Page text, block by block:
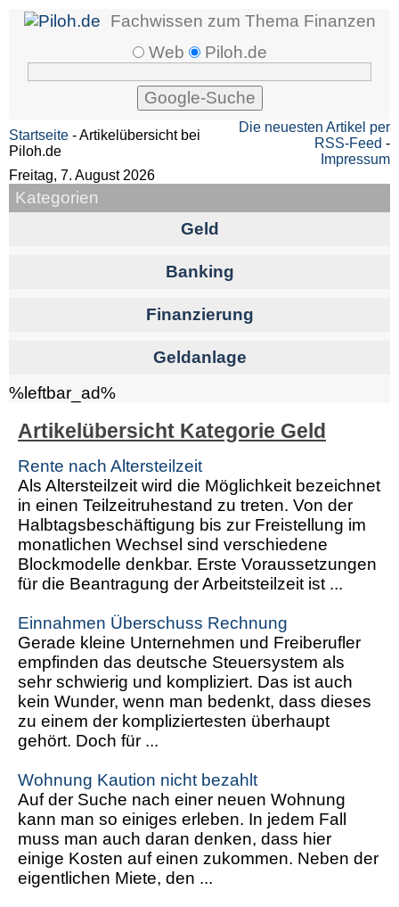
Fachwissen zum Thema Finanzen
Web
Piloh.de
Startseite - Artikelübersicht bei
Piloh.de
Die neuesten Artikel per
RSS-Feed -
Impressum
Freitag, 7. August 2026
Kategorien
Geld
Banking
Finanzierung
Geldanlage
%leftbar_ad%
Artikelübersicht Kategorie Geld
Rente nach Altersteilzeit
Als Altersteilzeit wird die Möglichkeit bezeichnet
in einen Teilzeitruhestand zu treten. Von der
Halbtagsbeschäftigung bis zur Freistellung im
monatlichen Wechsel sind verschiedene
Blockmodelle denkbar. Erste Voraussetzungen
für die Beantragung der Arbeitsteilzeit ist ...
Einnahmen Überschuss Rechnung
Gerade kleine Unternehmen und Freiberufler
empfinden das deutsche Steuersystem als
sehr schwierig und kompliziert. Das ist auch
kein Wunder, wenn man bedenkt, dass dieses
zu einem der kompliziertesten überhaupt
gehört. Doch für ...
Wohnung Kaution nicht bezahlt
Auf der Suche nach einer neuen Wohnung
kann man so einiges erleben. In jedem Fall
muss man auch daran denken, dass hier
einige Kosten auf einen zukommen. Neben der
eigentlichen Miete, den ...